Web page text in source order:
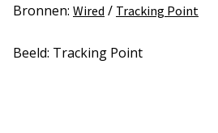
Bronnen: Wired / Tracking Point
Beeld: Tracking Point